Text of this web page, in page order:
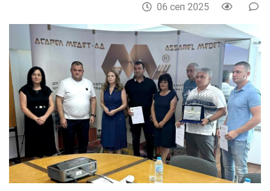
06 сеп 2025